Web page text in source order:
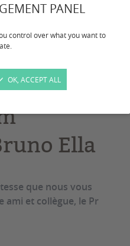
PANEL
control over what you want to
OK, ACCEPT ALL
Ella
que nous vous
ami et collègue, le Pr